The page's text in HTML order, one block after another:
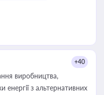
+40
виробництва,
з альтернативних